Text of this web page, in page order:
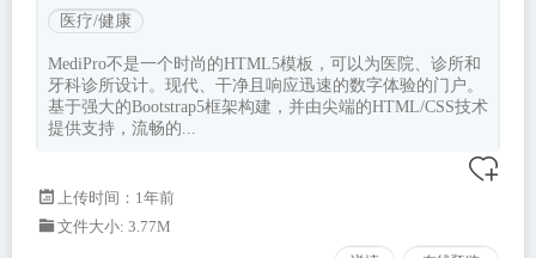
医疗/健康
MediPro不是一个时尚的HTML5模板，可以为医院、诊所和
牙科诊所设计。现代、干净且响应迅速的数字体验的门户。
基于强大的Bootstrap5框架构建，并由尖端的HTML/CSS技术
提供支持，流畅的...
上传时间：1年前
文件大小: 3.77M